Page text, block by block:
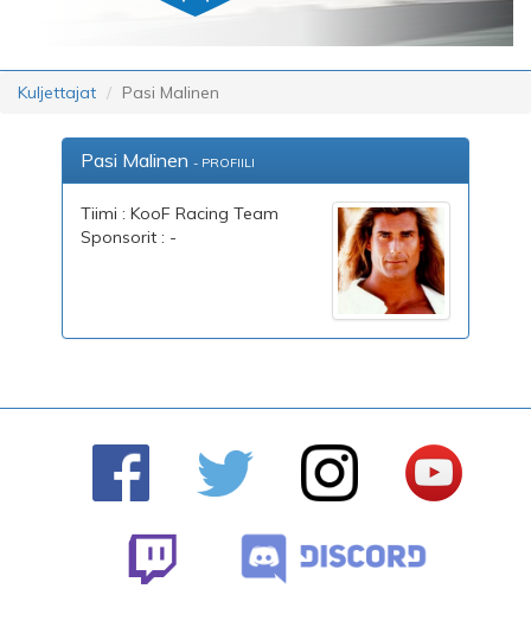
Kuljettajat Pasi Malinen
Pasi Malinen - PROFIILI
Tiimi : KooF Racing Team
Sponsorit : -